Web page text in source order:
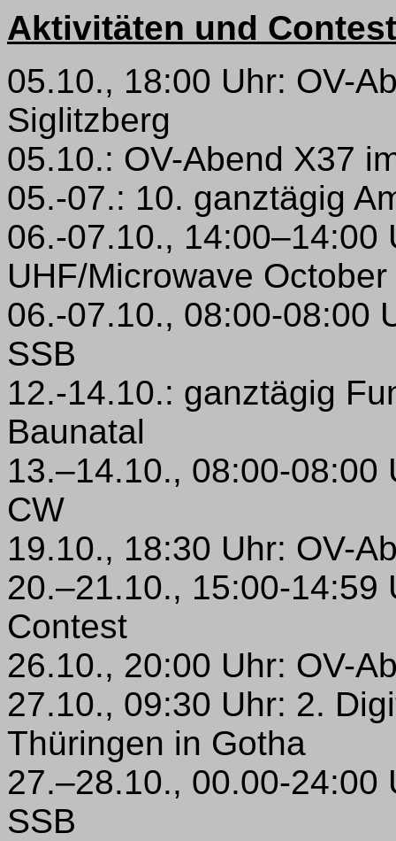
Aktivitäten und
05.10., 18:00 Uhr: OV-
Siglitzberg
05.10.: OV-Abend X37
05.-07.: 10. ganztägig
06.-07.10., 14:00–14:00
UHF/Microwave
06.-07.10., 08:00-08:00
SSB
12.-14.10.: ganztägig
Baunatal
13.–14.10., 08:00-08:00
CW
19.10., 18:30 Uhr: OV-
20.–21.10., 15:00-14:59
Contest
26.10., 20:00 Uhr: OV-
27.10., 09:30 Uhr: 2.
Thüringen in Gotha
27.–28.10., 00.00-24:00
SSB